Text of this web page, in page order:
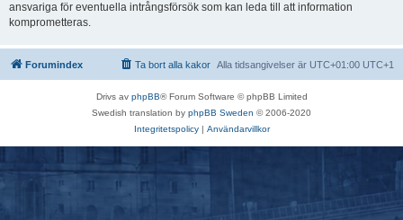
ansvariga för eventuella intrångsförsök som kan leda till att information
komprometteras.
Forumindex Alla tidsangivelser är UTC+01:00 UTC+1
Ta bort alla kakor
Drivs av phpBB® Forum Software © phpBB Limited
Swedish translation by phpBB Sweden © 2006-2020
Integritetspolicy| Användarvillkor